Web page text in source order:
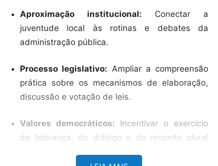
Aproximação institucional: Conectar a
juventude local às rotinas e debates da
administração pública.
Processo legislativo: Ampliar a compreensão
prática sobre os mecanismos de elaboração,
discussão e votação de leis.
Valores democráticos: Incentivar o exercício
da liderança, do diálogo e do respeito plural